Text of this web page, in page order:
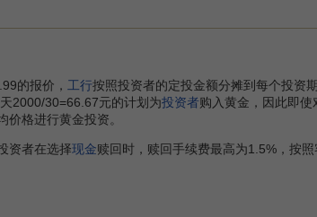
的报价， 工行按照投资者的定投金额分摊到每个投资
2000/30=66.67元的计划为投资者购入黄金，因此即使
格进行黄金投资。
资者在选择现金赎回时，赎回手续费最高为1.5%，按